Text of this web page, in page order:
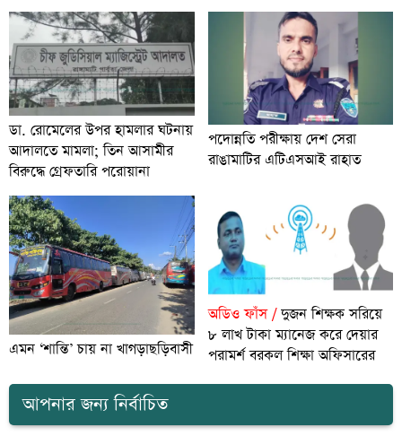
ডা. রোমেলের উপর হামলার ঘটনায়
আদালতে মামলা; তিন আসামীর
বিরুদ্ধে গ্রেফতারি পরোয়ানা
পদোন্নতি পরীক্ষায় দেশ সেরা
রাঙামাটির এটিএসআই রাহাত
এমন ‘শান্তি’ চায় না খাগড়াছড়িবাসী
অডিও ফাঁস /দুজন শিক্ষক সরিয়ে
৮ লাখ টাকা ম্যানেজ করে দেয়ার
পরামর্শ বরকল শিক্ষা অফিসারের
আপনার জন্য নির্বাচিত